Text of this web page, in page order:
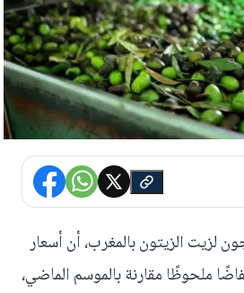
لزيت الزيتون بالمغرب، أن أسعار
ملحوظًا مقارنة بالموسم الماضي،